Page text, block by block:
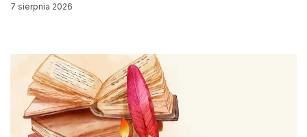
7 sierpnia 2026